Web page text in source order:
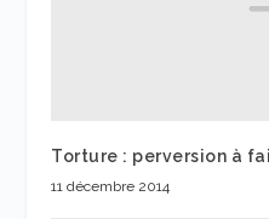
Torture : perversion à
11 décembre 2014